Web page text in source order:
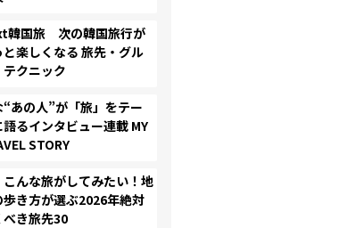
韓国旅 次の韓国旅行が
と楽しくなる 旅先・グル
テクニック
“あの人”が「旅」をテー
語るインタビュー連載 MY
STORY
こんな旅がしてみたい！地
歩き方が選ぶ2026年絶対
べき旅先30